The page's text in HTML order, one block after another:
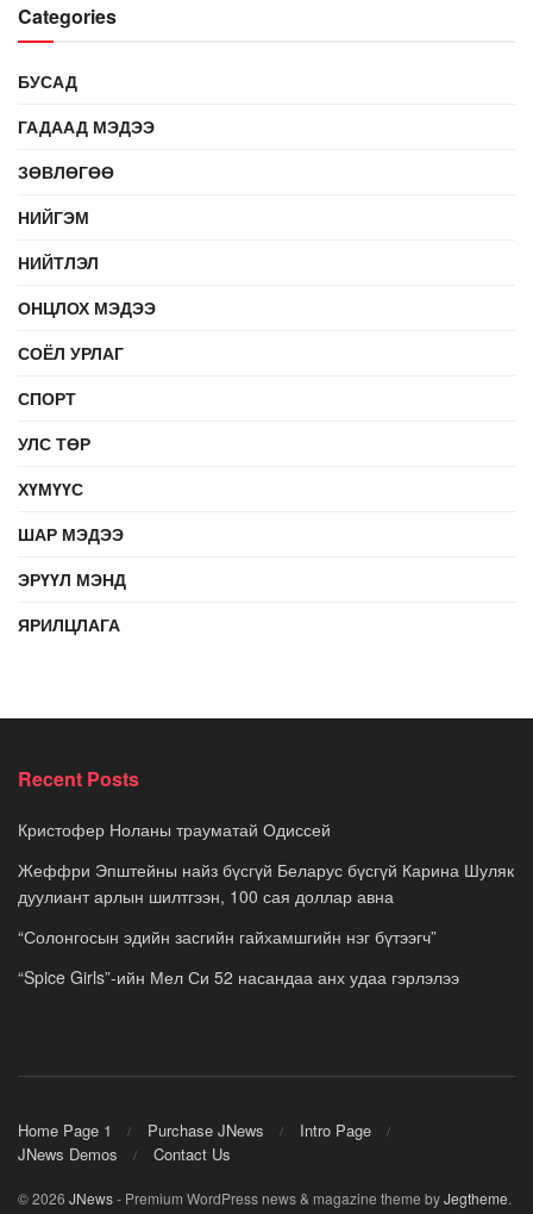
Categories
БУСАД
ГАДААД МЭДЭЭ
ЗӨВЛӨГӨӨ
НИЙГЭМ
НИЙТЛЭЛ
ОНЦЛОХ МЭДЭЭ
СОЁЛ УРЛАГ
СПОРТ
УЛС ТӨР
ХҮМҮҮС
ШАР МЭДЭЭ
ЭРҮҮЛ МЭНД
ЯРИЛЦЛАГА
Recent Posts
Кристофер Ноланы трауматай Одиссей
Жеффри Эпштейны найз бүсгүй Беларус бүсгүй Карина Шуляк
дуулиант арлын шилтгээн, 100 сая доллар авна
“Солонгосын эдийн засгийн гайхамшгийн нэг бүтээгч”
“Spice Girls”-ийн Мел Си 52 насандаа анх удаа гэрлэлээ
Home Page 1 Purchase JNews
Intro Page
JNews Demos
Contact Us
© 2026 JNews- Premium WordPress news & magazine theme byJegtheme.